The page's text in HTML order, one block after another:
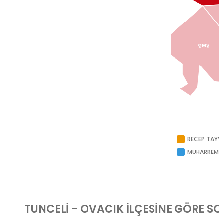
ÇMŞ
RECEP
TUNCELI - OVACIKİLÇESİNE GÖRE